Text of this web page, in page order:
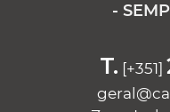
-
T. [+351]